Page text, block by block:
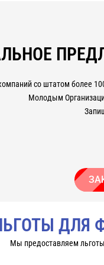
пройдут любую
со штатом более
Молодым
ДЛЯ
Мы предоставляем